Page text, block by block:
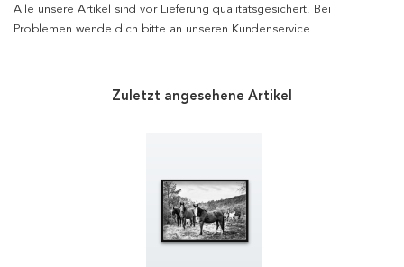
Alle unsere Artikel sind vor Lieferung qualitätsgesichert. Bei
Problemen wende dich bitte an unseren Kundenservice.
Zuletzt angesehene Artikel